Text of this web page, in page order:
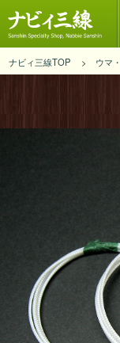
ナビィ三線TOP ウマ